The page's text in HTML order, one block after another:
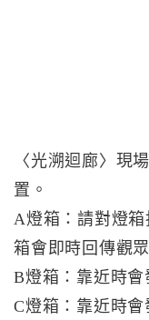
〈光溯迴廊〉現
置。
A燈箱：請對燈
箱會即時回傳觀
B燈箱：靠近時
C燈箱：靠近時